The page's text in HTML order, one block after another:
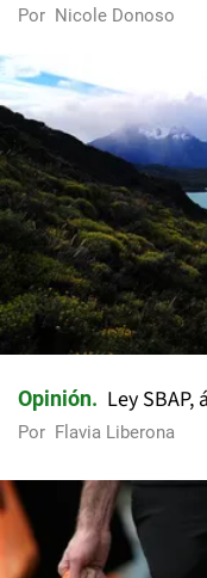
Por Nicole Donoso
Opinión Ley
Por Flavia Liberona